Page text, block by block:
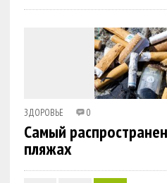
ЗДОРОВЬЕ 0
Самый
пляжах